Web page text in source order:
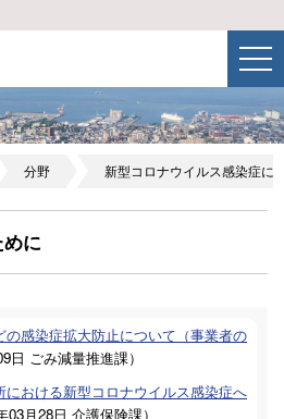
分野 新型コロナウイルス感染症に
に
の感染症拡大防止について（事業者の
日 ごみ減量推進課）
おける新型コロナウイルス感染症へ
03月28日 介護保険課）